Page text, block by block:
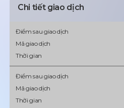
Chi tiết giao dịch
Điểm sau giao dịch
Mã giao dịch
Thời gian
Điểm sau giao dịch
Mã giao dịch
Thời gian